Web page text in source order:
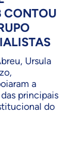
CONTOU
Ursula
a
principais
do